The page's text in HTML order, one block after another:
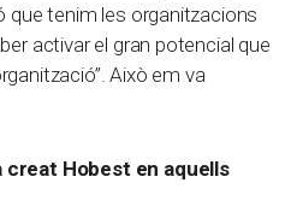
que tenim les organitzacions
activar el gran potencial que
Això em va
creat Hobest en aquells